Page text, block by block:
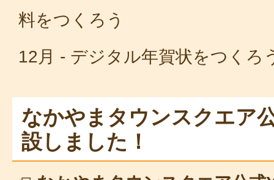
料をつくろう
12月 - デジタル年賀状をつくろ
なかやまタウンスクエア
設しました！